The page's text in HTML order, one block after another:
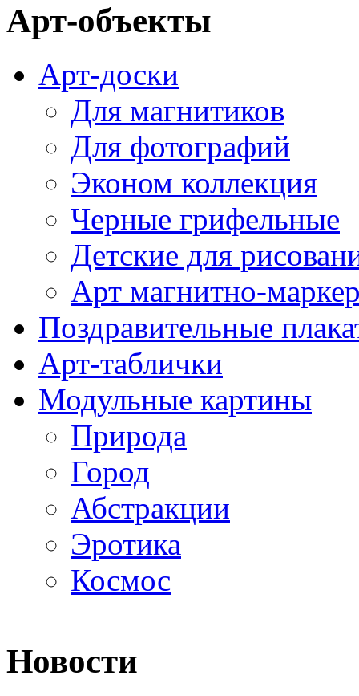
Арт-объекты
Арт-доски
Для магнитиков
Для фотографий
Эконом коллекция
Черные грифельные
Детские для
Арт магнитно-
Поздравительные
Арт-таблички
Модульные картины
Природа
Город
Абстракции
Эротика
Космос
Новости